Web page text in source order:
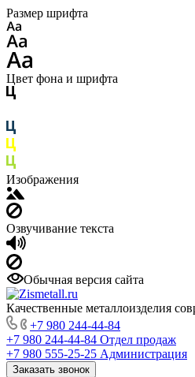
Размер шрифта
Цвет фона и шрифта
Изображения
Озвучивание текста
Обычная версия сайта
Качественные металлоизделия
+7 980 244-44-84
+7 980 244-44-84 Отдел продаж
+7 980 555-25-25 Администрация
Заказать звонок